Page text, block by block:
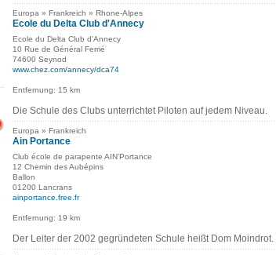
Europa » Frankreich » Rhone-Alpes
Ecole du Delta Club d'Annecy
Ecole du Delta Club d'Annecy
10 Rue de Général Ferrié
74600 Seynod
www.chez.com/annecy/dca74
Entfernung: 15 km
Die Schule des Clubs unterrichtet Piloten auf jedem Niveau.
Europa » Frankreich
Ain Portance
Club école de parapente AIN'Portance
12 Chemin des Aubépins
Ballon
01200 Lancrans
ainportance.free.fr
Entfernung: 19 km
Der Leiter der 2002 gegründeten Schule heißt Dom Moindrot.